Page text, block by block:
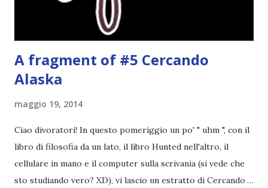
Eppure Gwen non ne è affatto convinta. Da...
A fragment of #5 Cercando
Alaska
maggio 19, 2014
Ciao divoratori! In questo pomeriggio un po' " uhm ", con il
libro di filosofia da un lato, il libro Hunted nell'altro, il
cellulare in mano e il computer sulla scrivania (si vede che
sto studiando vero? XD), vi lascio un estratto di Cercando